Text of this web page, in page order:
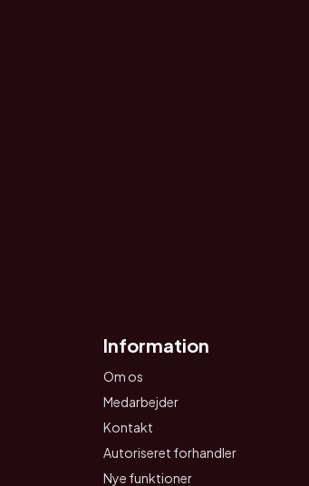
Information
Om os
Medarbejder
Kontakt
Autoriseret forhandler
Nye funktioner